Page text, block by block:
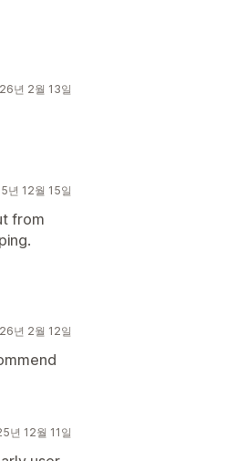
년 2월 13일
년 12월 15일
from
년 2월 12일
년 12월 11일